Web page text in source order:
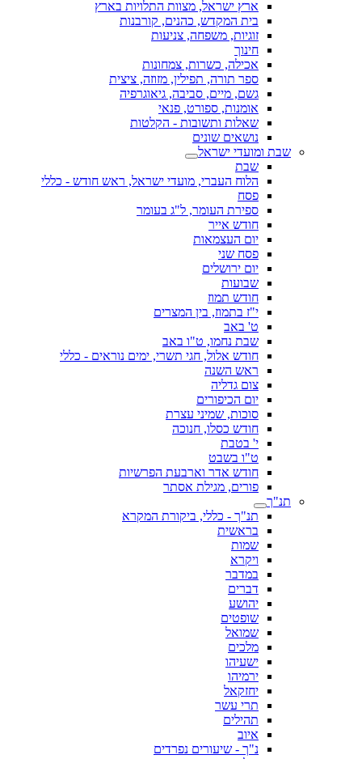
ארץ ישראל, מצוות התלויות בארץ
בית המקדש, כהנים, קורבנות
זוגיות, משפחה, צניעות
חינוך
אכילה, כשרות, צמחונות
ספר תורה, תפילין, מזוזה, ציצית
גשם, מיים, סביבה, גיאוגרפיה
אומנות, ספורט, פנאי
שאלות ותשובות - הקלטות
נושאים שונים
שבת ומועדי ישראל
שבת
הלוח העברי, מועדי ישראל, ראש חודש - כללי
פסח
ספירת העומר, ל"ג בעומר
חודש אייר
יום העצמאות
פסח שני
יום ירושלים
שבועות
חודש תמוז
י"ז בתמוז, בין המצרים
ט' באב
שבת נחמו, ט"ו באב
חודש אלול, חגי תשרי, ימים נוראים - כללי
ראש השנה
צום גדליה
יום הכיפורים
סוכות, שמיני עצרת
חודש כסלו, חנוכה
י' בטבת
ט"ו בשבט
חודש אדר וארבעת הפרשיות
פורים, מגילת אסתר
תנ"ך
תנ"ך - כללי, ביקורת המקרא
בראשית
שמות
ויקרא
במדבר
דברים
יהושע
שופטים
שמואל
מלכים
ישעיהו
ירמיהו
יחזקאל
תרי עשר
תהילים
איוב
נ"ך - שיעורים נפרדים